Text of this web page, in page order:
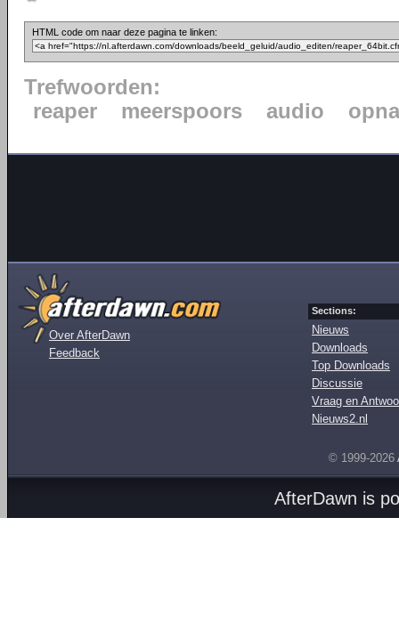
HTML code om naar deze pagina te linken:
Trefwoorden:
reaper
meerspoors audio
Over AfterDawn
Feedback
Sections:
Nieuws
Downloads
Top Downloads
Discussie
Vraag en
Nieuws2.nl
© 1999-2026
AfterDawn is